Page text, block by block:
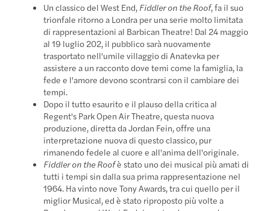
Un classico del West End, Fiddler on the Roof, fa il suo
trionfale ritorno a Londra per una serie molto limitata
di rappresentazioni al Barbican Theatre! Dal 24 maggio
al 19 luglio 202, il pubblico sarà nuovamente
trasportato nell'umile villaggio di Anatevka per
assistere a un racconto dove temi come la famiglia, la
fede e l'amore devono scontrarsi con il cambiare dei
tempi.
Dopo il tutto esaurito e il plauso della critica al
Regent's Park Open Air Theatre, questa nuova
produzione, diretta da Jordan Fein, offre una
interpretazione nuova di questo classico, pur
rimanendo fedele al cuore e all'anima dell'originale.
Fiddler on the Roofè stato uno dei musical più amati di
tutti i tempi sin dalla sua prima rappresentazione nel
1964. Ha vinto nove Tony Awards, tra cui quello per il
miglior Musical, ed è stato riproposto più volte a